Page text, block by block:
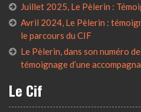
Juillet 2025, Le Pèlerin :
Avril 2024, Le Pèlerin :
le parcours du CIF
Le Pèlerin, dans son numéro
témoignage d’une
Le Cif